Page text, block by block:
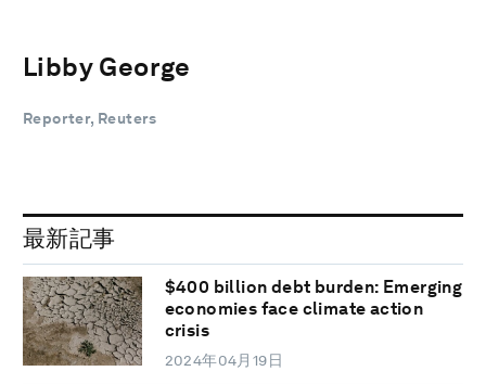
Libby George
Reporter, Reuters
最新記事
$400 billion debt burden: Emerging
economies face climate action
crisis
2024年04月19日